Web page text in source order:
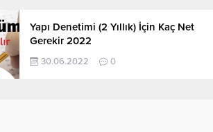
Yapı Denetimi (2 Yıllık) İçin Kaç Net
Gerekir 2022
30.06.2022 0